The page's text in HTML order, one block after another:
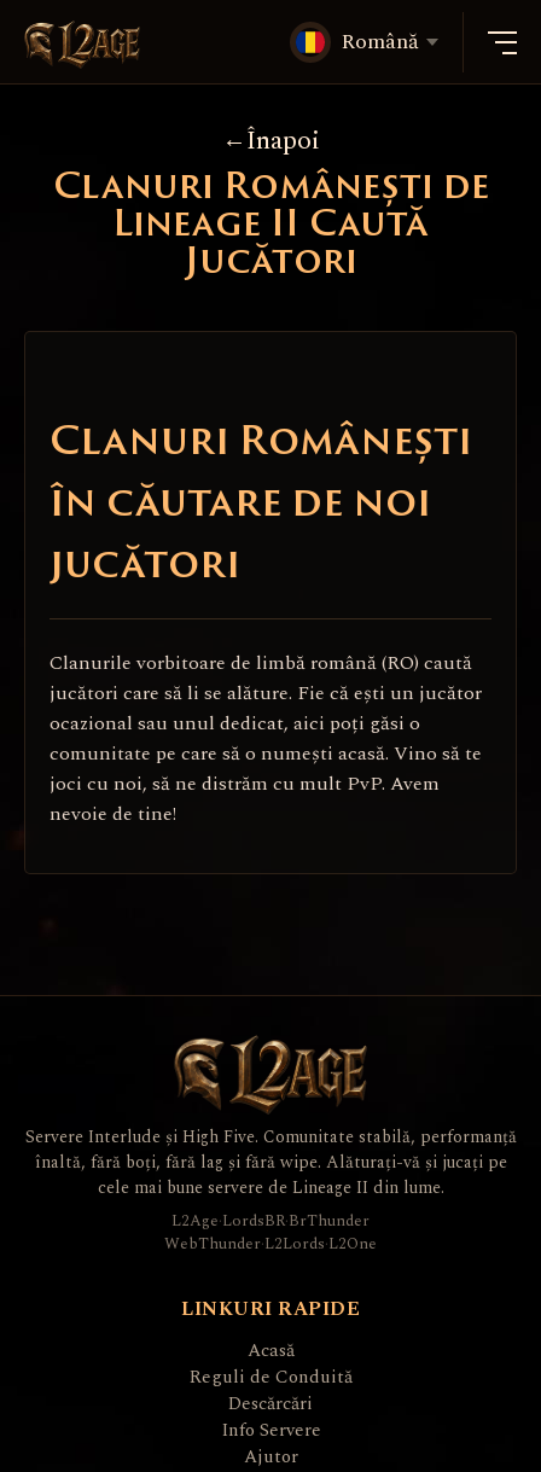
Română
Înapoi
Clanuri Românești de
Lineage II Caută
Jucători
Clanuri Românești
în căutare de noi
jucători
Clanurile vorbitoare de limbă română (RO) caută
jucători care să li se alăture. Fie că ești un jucător
ocazional sau unul dedicat, aici poți găsi o
comunitate pe care să o numești acasă. Vino să te
joci cu noi, să ne distrăm cu mult PvP. Avem
nevoie de tine!
Servere Interlude și High Five. Comunitate stabilă, performanță
înaltă, fără boți, fără lag și fără wipe. Alăturați-vă și jucați pe
cele mai bune servere de Lineage II din lume.
L2Age·LordsBR·BrThunder
WebThunder·L2Lords·L2One
LINKURI RAPIDE
Acasă
Reguli de Conduită
Descărcări
Info Servere
Ajutor